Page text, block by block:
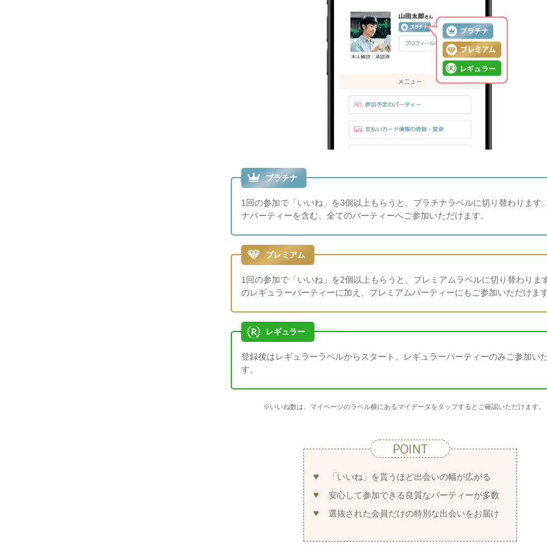
プラチナ
1回の参加で「いいね」を3個以上もらうと、プラチナラベルに切り替わります
ナパーティーを含む、全てのパーティーへご参加いただけます。
プレミアム
1回の参加で「いいね」を2個以上もらうと、プレミアムラベルに切り替わりま
のレギュラーパーティーに加え、プレミアムパーティーにもご参加いただけま
レギュラー
登録後はレギュラーラベルからスタート。レギュラーパーティーのみご参加い
す。
※いいね数は、マイページのラベル横にあるマイデータをタップするとご確認いただけます。
POINT
「いいね」を貰うほど出会いの幅が広がる
安心して参加できる良質なパーティーが多数
選抜された会員だけの特別な出会いをお届け